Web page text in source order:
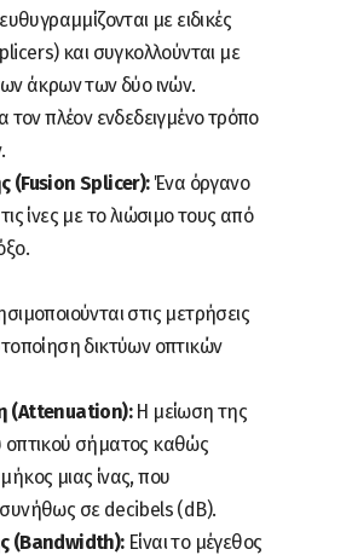
με ειδικές
και συγκολλούνται με
άκρων των δύο ινών.
τον πλέον ενδεδειγμένο τρόπο
(Fusion Splicer):Ένα όργανο
ίνες με το λιώσιμο τους από
στις μετρήσεις
δικτύων οπτικών
(Attenuation):Η μείωση της
οπτικού σήματος καθώς
μιας ίνας, που
σε decibels (dB).
(Bandwidth):Είναι το μέγεθος